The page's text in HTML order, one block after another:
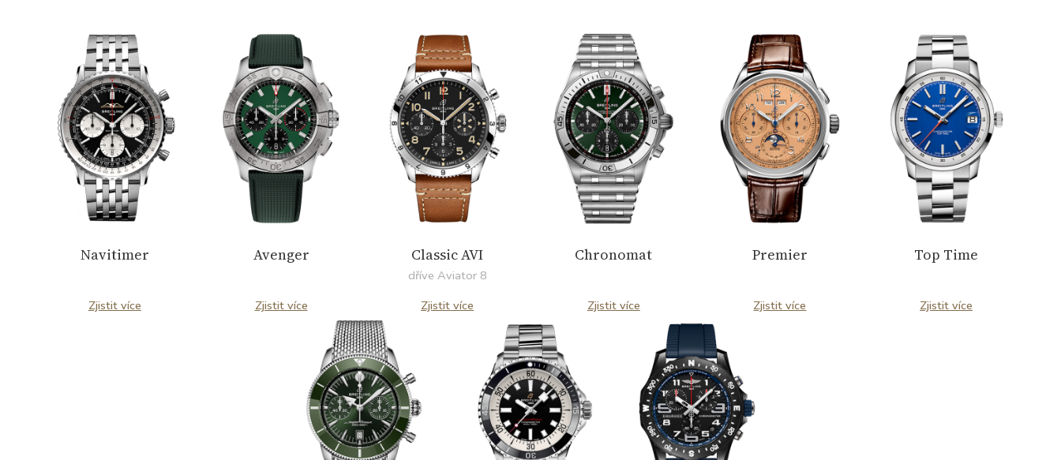
lokalizace na tísňových frekvencích již stovky
lidských životů.
Hodinky Breitling nosí hvězdy, chcete být
jednou z nich?
Navitimer
Zjistit více
Avenger
Zjistit více
Classic AVI
dříve Aviator 8
Zjistit více
Chronomat
Zjistit více
Premier
Zjistit více
Top Time
Zjistit více